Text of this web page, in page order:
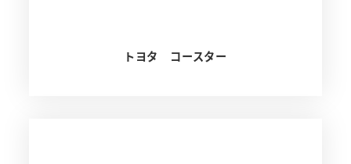
トヨタ コースター